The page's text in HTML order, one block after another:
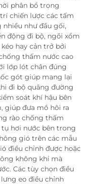
phân bổ trọng
chiến lược các tấm
nhiều như đầu gối,
động đi bộ, ngồi xổm
hay cản trở bởi
thấm nước cao
lớp lót chân đúng
gót giúp mang lại
đi bộ quãng đường
soát khí hậu bên
giúp đưa mồ hôi ra
rào chống thấm
hơi nước bên trong
gió trên các mẫu
điều chỉnh được hoặc
không khí mà
Các tùy chọn điều
eo điều chỉnh